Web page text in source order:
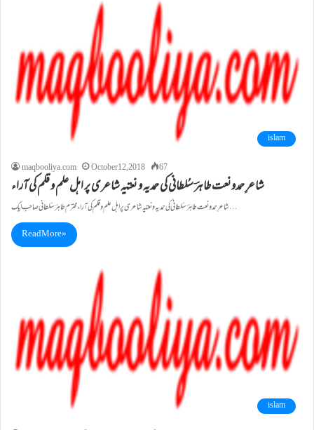
islam
maqbooliya.com
October 12, 2018 67
شاعرِ حمدونعت طاہرؔ سُلطانی کی حمدیہ و نعتیہ شاعری پر اہل علم و قلم کی آراء
شاعرِ حمدونعت طاہرؔ سُلطانی کی حمدیہ و نعتیہ شاعری پر اہل علم و قلم کی آراء محترم طاہرؔسُلطانی صاحب ایک…
Read More »
islam